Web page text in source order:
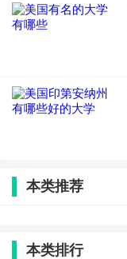
本类推荐
本类排行